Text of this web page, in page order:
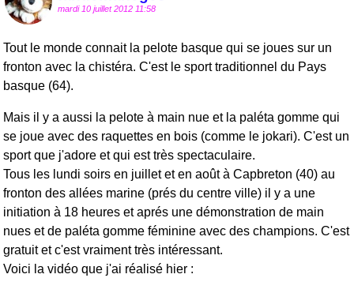
mardi 10 juillet 2012 11:58
Tout le monde connait la pelote basque qui se joues sur un
fronton avec la chistéra. C'est le sport traditionnel du Pays
basque (64).
Mais il y a aussi la pelote à main nue et la paléta gomme qui
se joue avec des raquettes en bois (comme le jokari). C'est un
sport que j'adore et qui est très spectaculaire.
Tous les lundi soirs en juillet et en août à Capbreton (40) au
fronton des allées marine (prés du centre ville) il y a une
initiation à 18 heures et aprés une démonstration de main
nues et de paléta gomme féminine avec des champions. C'est
gratuit et c'est vraiment très intéressant.
Voici la vidéo que j'ai réalisé hier :